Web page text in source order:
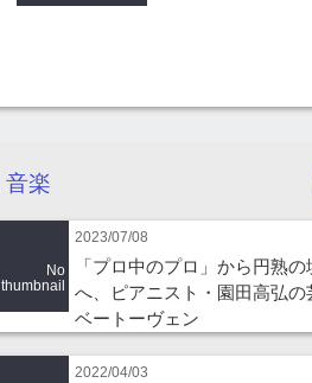
音楽
No
thumbnail
2023/07/08
「プロ中のプロ」から円熟の
へ、ピアニスト・園田高弘の
ベートーヴェン
2022/04/03